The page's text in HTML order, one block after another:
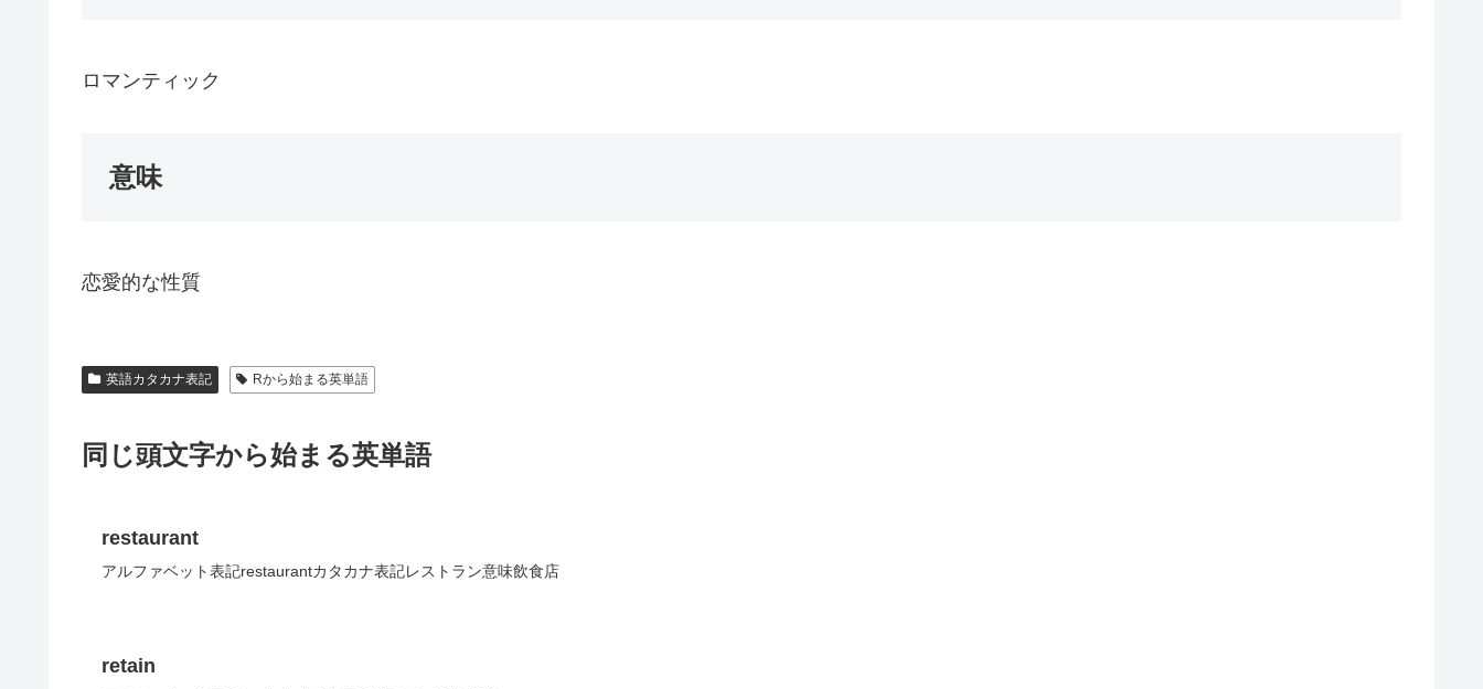
ロマンティック
意味
恋愛的な性質
英語カタカナ表記 Rから始まる英単語
同じ頭文字から始まる英単語
restaurant
アルファベット表記restaurantカタカナ表記レストラン意味飲食店
retain